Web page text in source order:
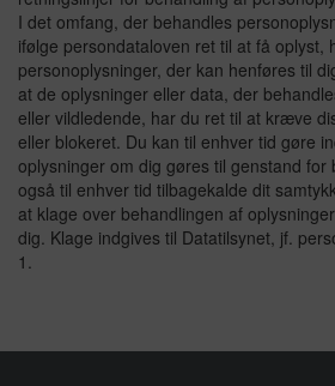
I det omfang, der behandles
ifølge persondataloven ret til at få oplyst,
personoplysninger, der kan henføres til
at de oplysninger eller data, der
eller vildledende, har du ret til at kræve
eller blokeret. Du kan til enhver tid gøre
oplysninger om dig gøres til genstand for
også til enhver tid tilbagekalde dit
at klage over behandlingen af
dig. Klage indgives til Datatilsynet, jf.
1.
Dynamicweb
Udbyder
fpgruppen.dk
Databehandler
Microsoft, Azure
Formål
Denne cookie bliver sat på websites der
Cloud.
Formål
Anvendes til indsamling af brugernes
hvorefter der på baggrund af disse dataer
Privatlivspolitik:
https://policies.google.com/technologies/
Udløb
2 år
Navn
_ga
Udbyder
fpgruppen.dk
Google Analytics
fpgruppen.dk
Databehandler
AddThis
Formål
Denne cookie er knyttet til AddThis
besøgende kan dele indhold med en
delingsplatforme.
Privatlivspolitik: